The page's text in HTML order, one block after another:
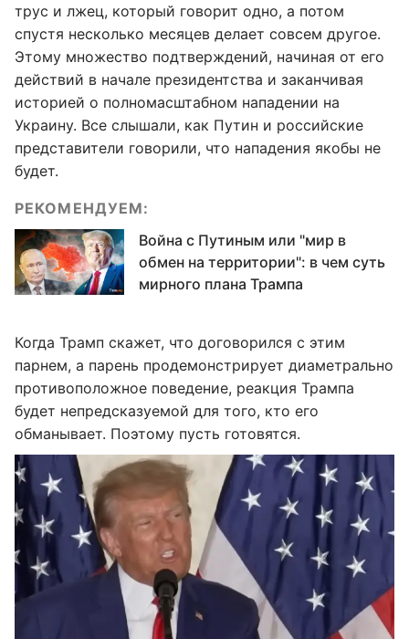
трус и лжец, который говорит одно, а потом
спустя несколько месяцев делает совсем другое.
Этому множество подтверждений, начиная от его
действий в начале президентства и заканчивая
историей о полномасштабном нападении на
Украину. Все слышали, как Путин и российские
представители говорили, что нападения якобы не
будет.
РЕКОМЕНДУЕМ:
Война с Путиным или "мир в
обмен на территории": в чем суть
мирного плана Трампа
Когда Трамп скажет, что договорился с этим
парнем, а парень продемонстрирует диаметрально
противоположное поведение, реакция Трампа
будет непредсказуемой для того, кто его
обманывает. Поэтому пусть готовятся.